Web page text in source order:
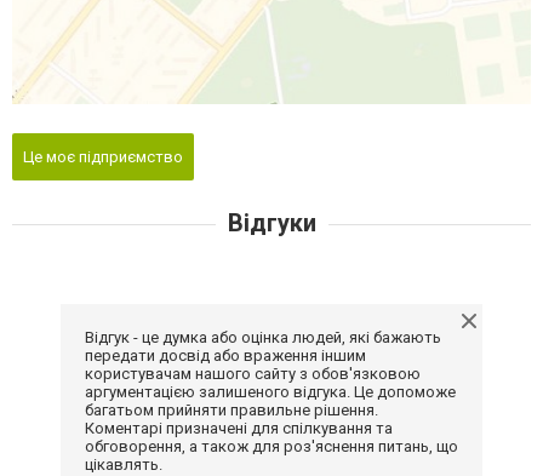
Це моє підприємство
Відгуки
Відгук - це думка або оцінка людей, які бажають
передати досвід або враження іншим
користувачам нашого сайту з обов'язковою
аргументацією залишеного відгука. Це допоможе
багатьом прийняти правильне рішення.
Коментарі призначені для спілкування та
обговорення, а також для роз'яснення питань, що
цікавлять.